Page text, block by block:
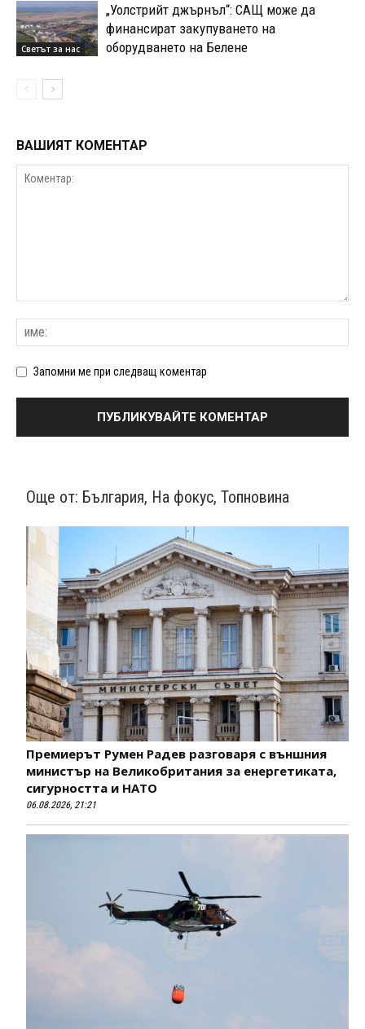
Свeтът за нас
„Уолстрийт джърнъл“: САЩ може да
финансират закупуването на
оборудването на Белене
ВАШИЯТ КОМЕНТАР
Запомни ме при следващ коментар
Още от: България, На фокус, Топновина
Премиерът Румен Радев разговаря с външния
министър на Великобритания за енергетиката,
сигурността и НАТО
06.08.2026, 21:21